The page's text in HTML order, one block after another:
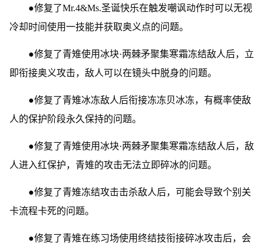
●修复了Mr.4&Ms.圣诞快乐在触发嘲讽动作时可以无视
冷却时间使用一技能并获取奥义点的问题。
●修复了青雉使用冰块·两棘矛聚集寒霜冻结敌人后，立
即衔接奥义攻击，敌人可以在镜头中脱身的问题。
●修复了青雉冰冻敌人后衔接冻冻贝冰冻，有概率使敌
人的保护阶段永久保持的问题。
●修复了青雉使用冰块·两棘矛聚集寒霜冻结敌人后，敌
人进入红保护，青雉的攻击无法立即碎冰的问题。
●修复了青雉冻结攻击击杀敌人后，可能会导致个别关
卡流程卡死的问题。
●修复了青雉在练习场使用终结技衔接碎冰攻击后，会